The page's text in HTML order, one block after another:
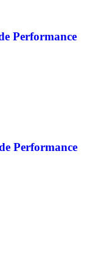
Performance
Performance